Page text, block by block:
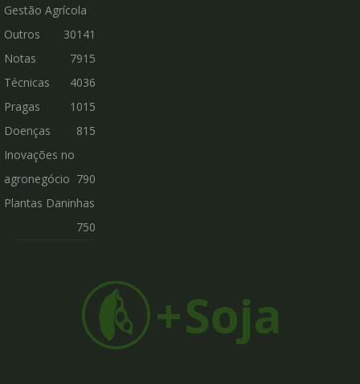
Gestão Agrícola
30141
Outros
7915
Notas
Técnicas
4036
Pragas
1015
Doenças
815
Inovações no
agronegócio 790
Plantas Daninhas
750